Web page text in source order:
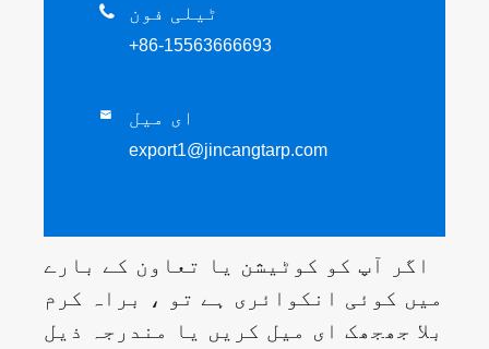
 ٹیلی فون
+86-15563666693
 ای میل
export1@jincangtarp.com
اگر آپ کو کوٹیشن یا تعاون کے بارے
میں کوئی انکوائری ہے تو ، براہ کرم
بلا جھجھک ای میل کریں یا مندرجہ ذیل